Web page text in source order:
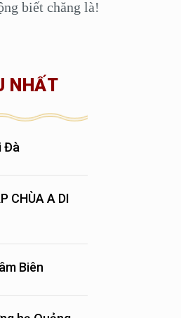
biết chăng là!
NHẤT
Đà
CHÙA A DI
Biên